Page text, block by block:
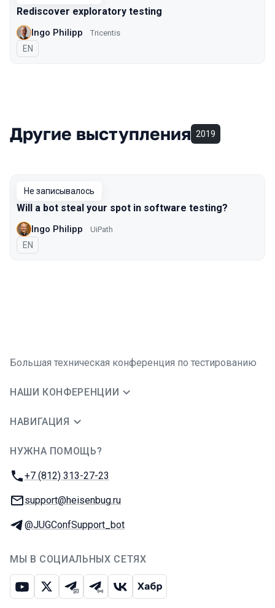
Rediscover exploratory testing
Ingo Philipp Tricentis
На английском языке
EN
Другие выступления 2019
Не записывалось
Will a bot steal your spot in software testing?
Ingo Philipp UiPath
На английском языке
EN
Большая техническая конференция по тестированию
НАШИ КОНФЕРЕНЦИИ
НАВИГАЦИЯ
НУЖНА ПОМОЩЬ?
Телефон:
+7 (812) 313-27-23
E-mail:
support@heisenbug.ru
Телеграм:
@JUGConfSupport_bot
МЫ В СОЦИАЛЬНЫХ СЕТЯХ
ЮтубИкс Телеграм-чат
Телеграм-канал
ВКонтакте
Хабр